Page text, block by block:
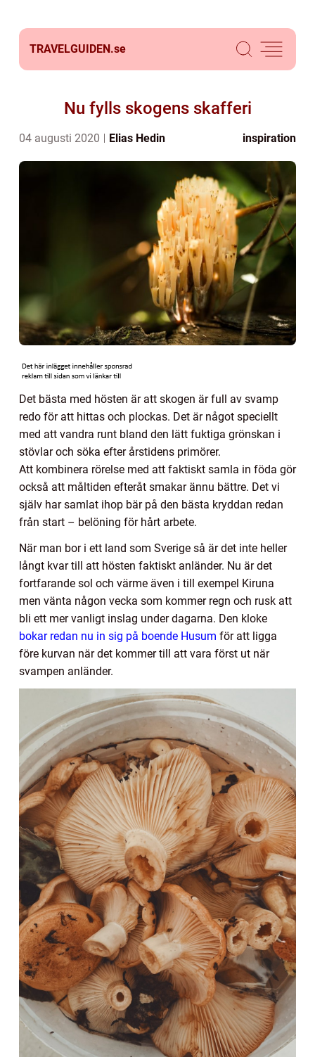
TRAVELGUIDEN.se
Nu fylls skogens skafferi
04 augusti 2020 Elias Hedin inspiration
Det bästa med hösten är att skogen är full av svamp
redo för att hittas och plockas. Det är något speciellt
med att vandra runt bland den lätt fuktiga grönskan i
stövlar och söka efter årstidens primörer.
Att kombinera rörelse med att faktiskt samla in föda gör
också att måltiden efteråt smakar ännu bättre. Det vi
själv har samlat ihop bär på den bästa kryddan redan
från start – belöning för hårt arbete.
När man bor i ett land som Sverige så är det inte heller
långt kvar till att hösten faktiskt anländer. Nu är det
fortfarande sol och värme även i till exempel Kiruna
men vänta någon vecka som kommer regn och rusk att
bli ett mer vanligt inslag under dagarna. Den kloke
bokar redan nu in sig på boende Husum för att ligga
före kurvan när det kommer till att vara först ut när
svampen anländer.